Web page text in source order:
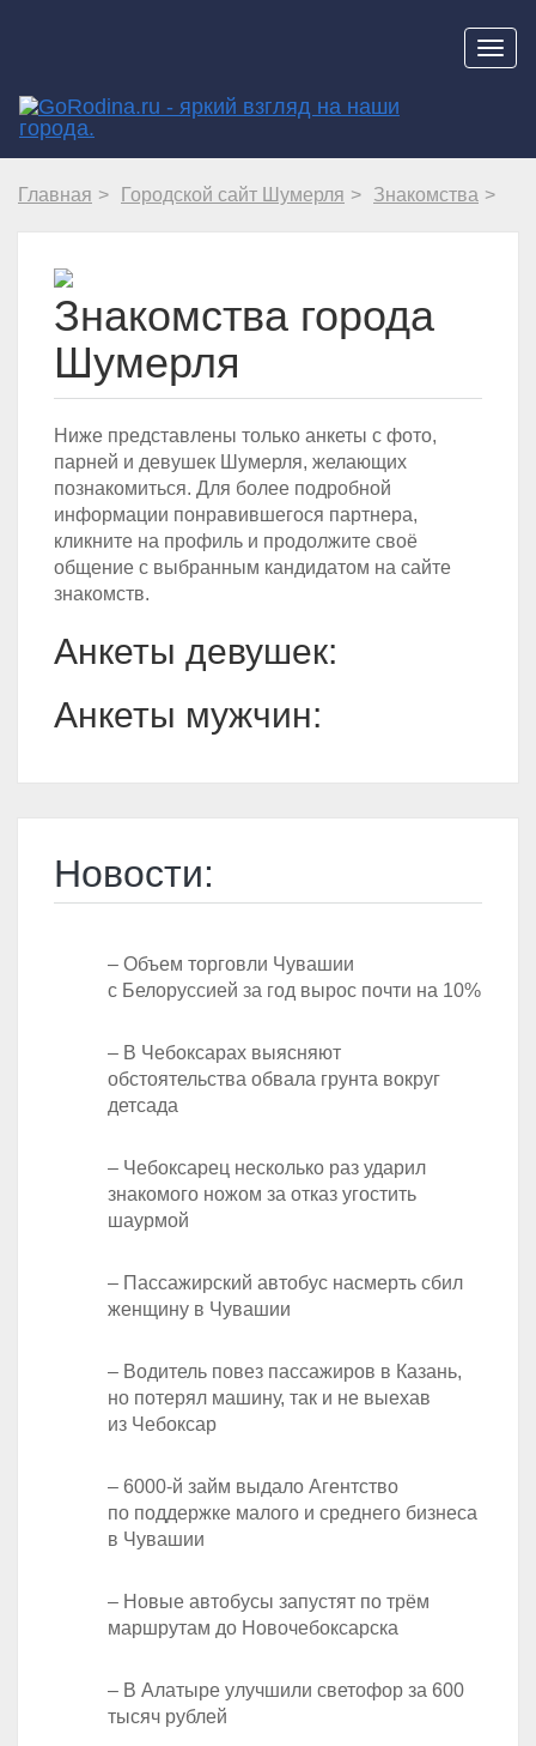
Главная Городской сайт Шумерля Знакомства
Знакомства города
Шумерля
Ниже представлены только анкеты с фото,
парней и девушек Шумерля, желающих
познакомиться. Для более подробной
информации понравившегося партнера,
кликните на профиль и продолжите своё
общение с выбранным кандидатом на сайте
знакомств.
Анкеты девушек:
Анкеты мужчин:
Новости:
– Объем торговли Чувашии
с Белоруссией за год вырос почти на 10%
– В Чебоксарах выясняют
обстоятельства обвала грунта вокруг
детсада
– Чебоксарец несколько раз ударил
знакомого ножом за отказ угостить
шаурмой
– Пассажирский автобус насмерть сбил
женщину в Чувашии
– Водитель повез пассажиров в Казань,
но потерял машину, так и не выехав
из Чебоксар
– 6000-й займ выдало Агентство
по поддержке малого и среднего бизнеса
в Чувашии
– Новые автобусы запустят по трём
маршрутам до Новочебоксарска
– В Алатыре улучшили светофор за 600
тысяч рублей